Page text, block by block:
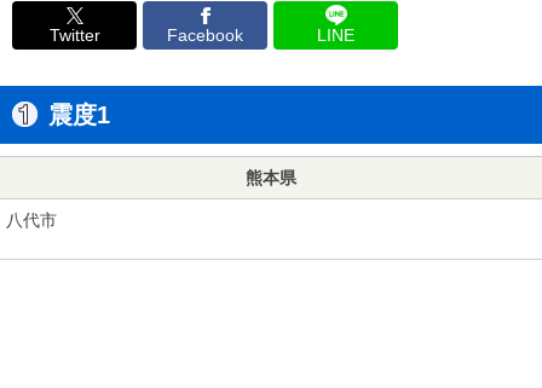
Twitter Facebook LINE
震度1
熊本県
八代市